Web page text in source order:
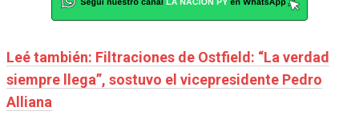
Leé también: Filtraciones de Ostfield: “La verdad
siempre llega”, sostuvo el vicepresidente Pedro
Alliana